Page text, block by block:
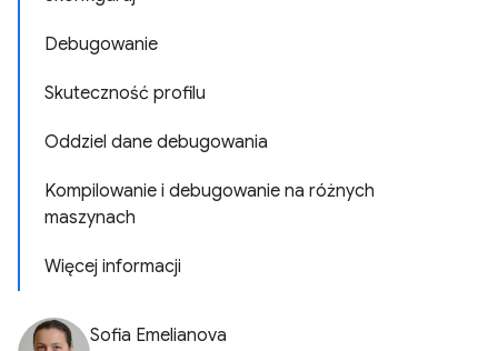
Debugowanie
Skuteczność profilu
Oddziel dane debugowania
Kompilowanie i debugowanie na różnych
maszynach
Więcej informacji
Sofia Emelianova